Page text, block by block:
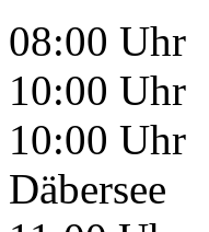
08:00 Uhr
10:00 Uhr
10:00 Uhr
Däbersee